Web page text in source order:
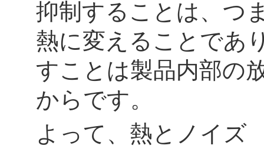
抑制することは、つ
熱に変えることであ
すことは製品内部の
からです。
よって、熱とノイズ